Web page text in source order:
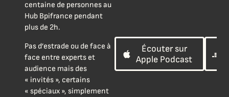
Écouter sur
Apple Podcast
centaine de personnes au
Hub Bpifrance pendant
plus de 2h.
Pas d’estrade ou de face à
face entre experts et
audience mais des
« invités », certains
« spéciaux », simplement